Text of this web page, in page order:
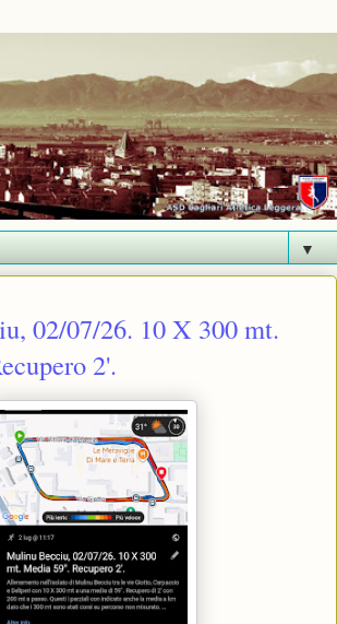
▼
02/07/26. 10 X 300 mt.
2'.